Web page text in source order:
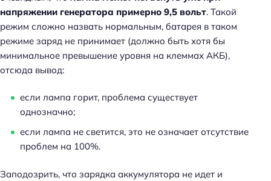
напряжении генератора примерно 9,5 вольт. Такой
режим сложно назвать нормальным, батарея в таком
режиме заряд не принимает (должно быть хотя бы
минимальное превышение уровня на клеммах АКБ),
отсюда вывод:
если лампа горит, проблема существует
однозначно;
если лампа не светится, это не означает отсутствие
проблем на 100%.
Заподозрить, что зарядка аккумулятора не идет и